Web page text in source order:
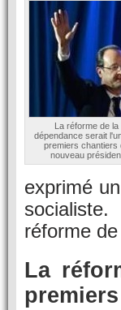
La réforme de la
dépendance serait
premiers chantiers
nouveau
exprimé
réforme
La